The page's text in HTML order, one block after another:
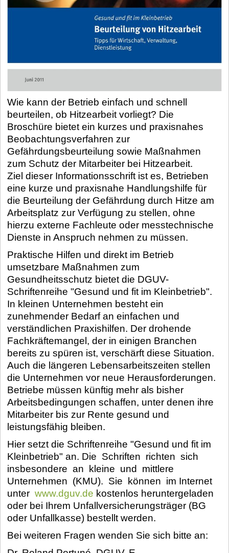
Wie kann der Betrieb einfach und schnell
beurteilen, ob Hitzearbeit vorliegt? Die
Broschüre bietet ein kurzes und praxisnahes
Beobachtungsverfahren zur
Gefährdungsbeurteilung sowie Maßnahmen
zum Schutz der Mitarbeiter bei Hitzearbeit.
Ziel dieser Informationsschrift ist es, Betrieben
eine kurze und praxisnahe Handlungshilfe für
die Beurteilung der Gefährdung durch Hitze am
Arbeitsplatz zur Verfügung zu stellen, ohne
hierzu externe Fachleute oder messtechnische
Dienste in Anspruch nehmen zu müssen.
Praktische Hilfen und direkt im Betrieb
umsetzbare Maßnahmen zum
Gesundheitsschutz bietet die DGUV-
Schriftenreihe "Gesund und fit im Kleinbetrieb".
In kleinen Unternehmen besteht ein
zunehmender Bedarf an einfachen und
verständlichen Praxishilfen. Der drohende
Fachkräftemangel, der in einigen Branchen
bereits zu spüren ist, verschärft diese Situation.
Auch die längeren Lebensarbeitszeiten stellen
die Unternehmen vor neue Herausforderungen.
Betriebe müssen künftig mehr als bisher
Arbeitsbedingungen schaffen, unter denen ihre
Mitarbeiter bis zur Rente gesund und
leistungsfähig bleiben.
Hier setzt die Schriftenreihe "Gesund und fit im
Kleinbetrieb" an. Die Schriften richten sich
insbesondere an kleine und mittlere
Unternehmen (KMU). Sie können im Internet
unterwww.dguv.de kostenlos heruntergeladen
oder bei Ihrem Unfallversicherungsträger (BG
oder Unfallkasse) bestellt werden.
Bei weiteren Fragen wenden Sie sich bitte an: